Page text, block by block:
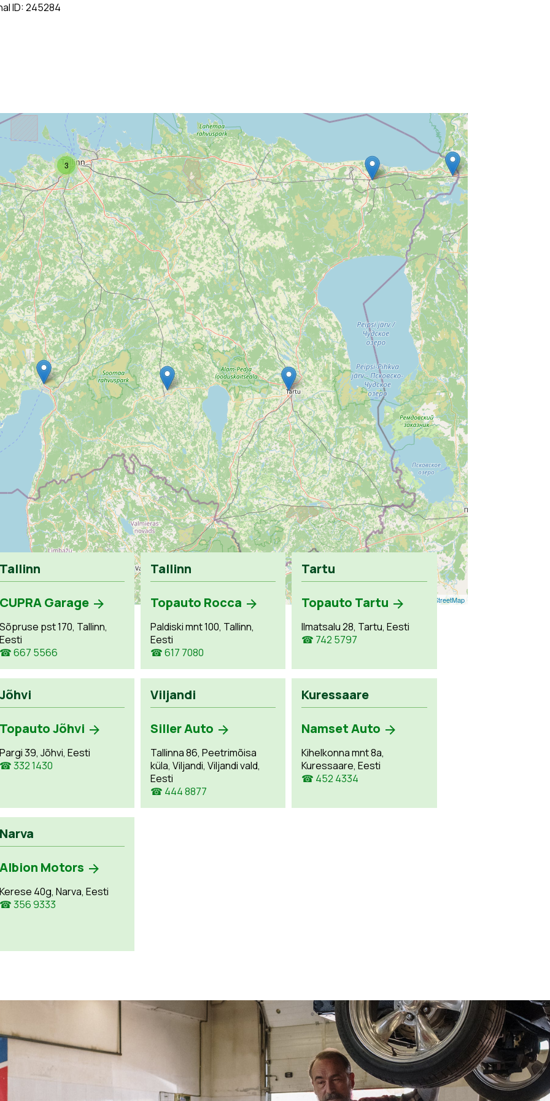
ID: 245284
3
Leaflet OpenStreetMap
Garage
pst 170, Tallinn,
667 5566
Tallinn
Topauto Rocca
Paldiski mnt 100, Tallinn,
Eesti
☎ 617 7080
Tartu
Topauto Tartu
Ilmatsalu 28, Tartu, Eesti
☎ 742 5797
Jõhvi
39, Jõhvi, Eesti
332 1430
Viljandi
Siller Auto
Tallinna 86, Peetrimõisa
küla, Viljandi, Viljandi vald,
Eesti
☎ 444 8877
Kuressaare
Namset Auto
Kihelkonna mnt 8a,
Kuressaare, Eesti
☎ 452 4334
Motors
40g, Narva, Eesti
356 9333